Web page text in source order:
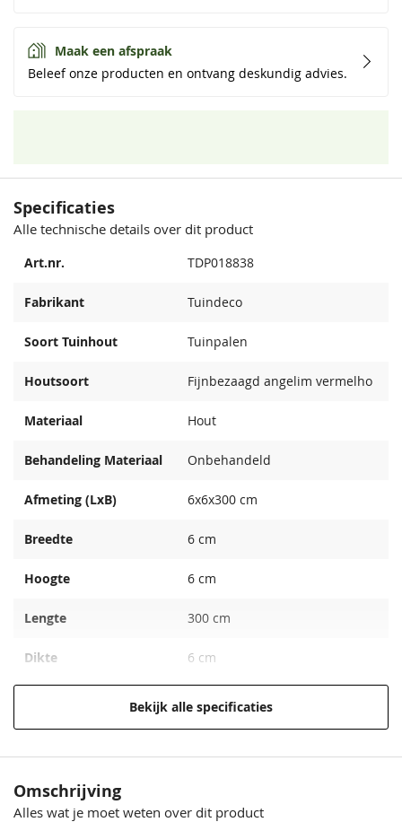
Maak een afspraak
Beleef onze producten en ontvang deskundig advies.
Specificaties
Alle technische details over dit product
Art.nr. TDP018838
Fabrikant Tuindeco
Soort Tuinhout Tuinpalen
Houtsoort Fijnbezaagd angelim vermelho
Materiaal Hout
Behandeling Materiaal Onbehandeld
Afmeting (LxB) 6x6x300 cm
Breedte 6 cm
Hoogte 6 cm
Lengte 300 cm
Dikte 6 cm
Bekijk alle specificaties
Omschrijving
Alles wat je moet weten over dit product